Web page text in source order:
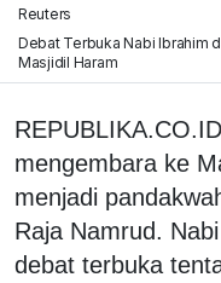
Reuters
Debat Terbuka Nabi Ibrahim
Masjidil Haram
mengembara ke
menjadi
Raja Namrud.
debat terbuka